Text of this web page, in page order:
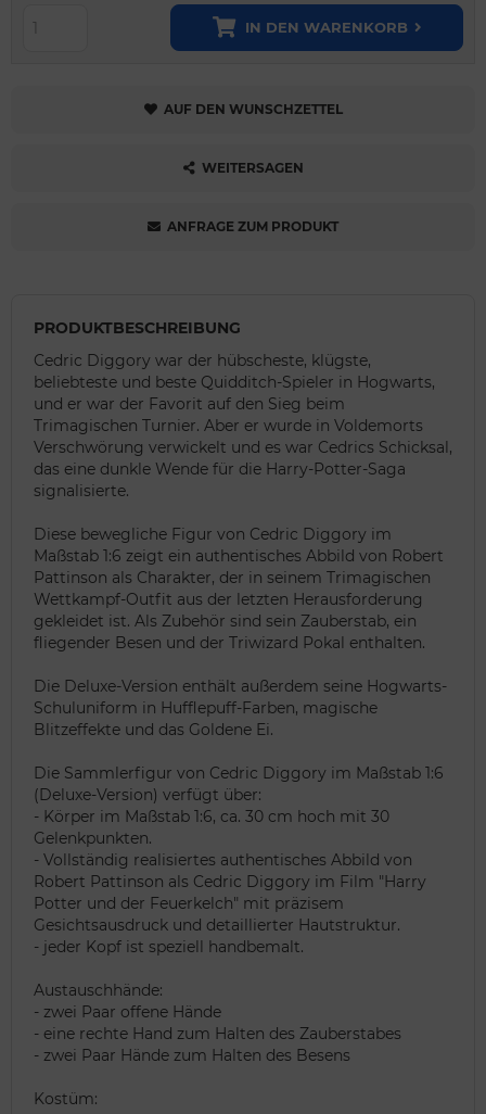
IN DEN WARENKORB
AUF DEN WUNSCHZETTEL
WEITERSAGEN
ANFRAGE ZUM PRODUKT
PRODUKTBESCHREIBUNG
Cedric Diggory war der hübscheste, klügste,
beliebteste und beste Quidditch-Spieler in Hogwarts,
und er war der Favorit auf den Sieg beim
Trimagischen Turnier. Aber er wurde in Voldemorts
Verschwörung verwickelt und es war Cedrics Schicksal,
das eine dunkle Wende für die Harry-Potter-Saga
signalisierte.
Diese bewegliche Figur von Cedric Diggory im
Maßstab 1:6 zeigt ein authentisches Abbild von Robert
Pattinson als Charakter, der in seinem Trimagischen
Wettkampf-Outfit aus der letzten Herausforderung
gekleidet ist. Als Zubehör sind sein Zauberstab, ein
fliegender Besen und der Triwizard Pokal enthalten.
Die Deluxe-Version enthält außerdem seine Hogwarts-
Schuluniform in Hufflepuff-Farben, magische
Blitzeffekte und das Goldene Ei.
Die Sammlerfigur von Cedric Diggory im Maßstab 1:6
(Deluxe-Version) verfügt über:
- Körper im Maßstab 1:6, ca. 30 cm hoch mit 30
Gelenkpunkten.
- Vollständig realisiertes authentisches Abbild von
Robert Pattinson als Cedric Diggory im Film "Harry
Potter und der Feuerkelch" mit präzisem
Gesichtsausdruck und detaillierter Hautstruktur.
- jeder Kopf ist speziell handbemalt.
Austauschhände:
- zwei Paar offene Hände
- eine rechte Hand zum Halten des Zauberstabes
- zwei Paar Hände zum Halten des Besens
Kostüm: